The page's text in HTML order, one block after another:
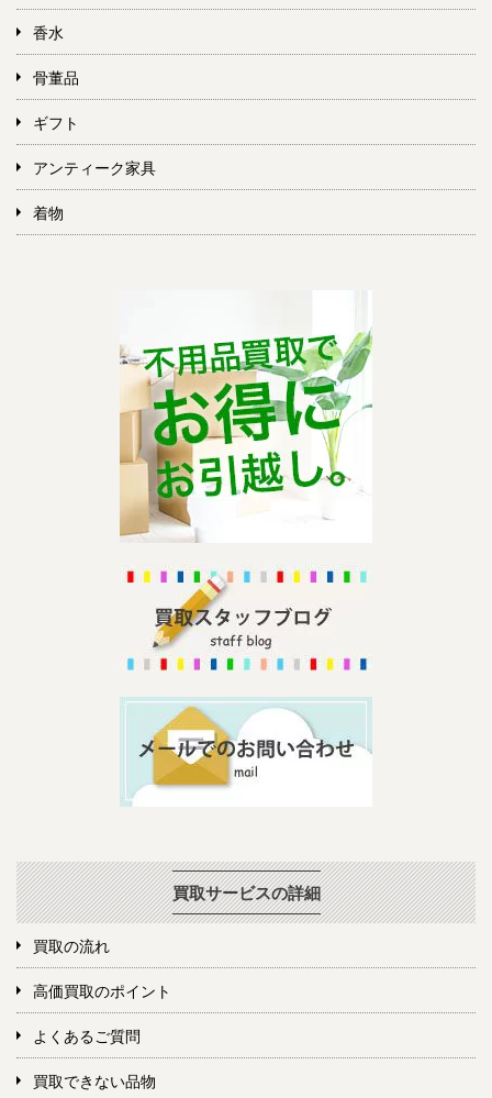
香水
骨董品
ギフト
アンティーク家具
着物
買取サービスの詳細
買取の流れ
高価買取のポイント
よくあるご質問
買取できない品物